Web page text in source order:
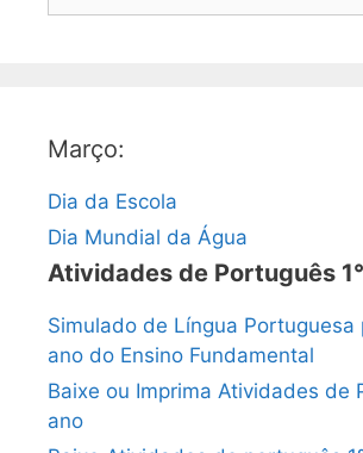
Março:
Dia da Escola
Dia Mundial da Água
Atividades de Português
Simulado de Língua Portuguesa
ano do Ensino Fundamental
Baixe ou Imprima Atividades de
ano